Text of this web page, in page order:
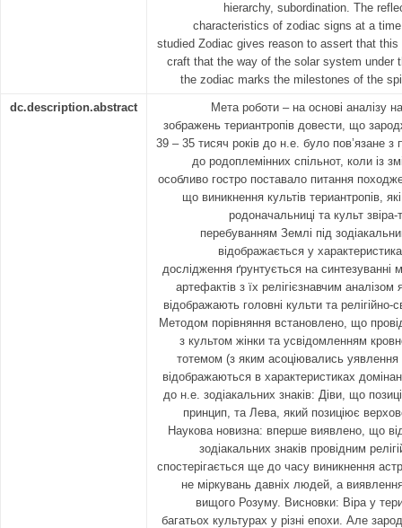
hierarchy, subordination. The
characteristics of zodiac signs at a
studied Zodiac gives reason to assert that
craft that the way of the solar system under
the zodiac marks the milestones of the
dc.description.abstract
Мета роботи – на основі аналізу
зображень териантропів довести, що
39 – 35 тисяч років до н.е. було пов’язане з
до родоплемінних спільнот, коли із
особливо гостро поставало питання
що виникнення культів териантропів,
родоначальниці та культ звіра-
перебуванням Землі під
відображається у
дослідження ґрунтується на синтезуванні
артефактів з їх релігієзнавчим аналізом
відображають головні культи та релігійно-
Методом порівняння встановлено, що
з культом жінки та усвідомленням
тотемом (з яким асоціювались уявлення
відображаються в характеристиках
до н.е. зодіакальних знаків: Діви, що
принцип, та Лева, який позиціює
Наукова новизна: вперше виявлено, що
зодіакальних знаків провідним
спостерігається ще до часу виникнення
не міркувань давніх людей, а
вищого Розуму. Висновки: Віра у
багатьох культурах у різні епохи. Але